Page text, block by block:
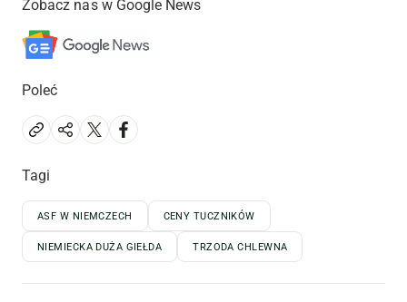
Zobacz nas w Google News
Poleć
Tagi
ASF W NIEMCZECH CENY TUCZNIKÓW
NIEMIECKA DUŻA GIEŁDA TRZODA CHLEWNA